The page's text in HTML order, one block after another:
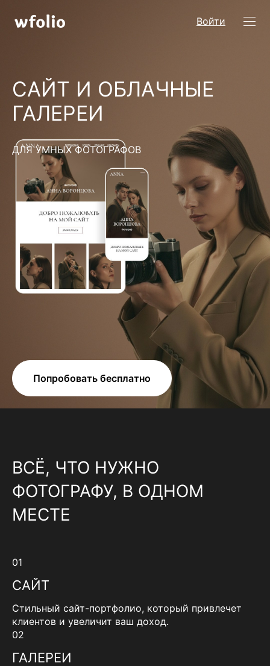
Войти
САЙТ И ОБЛАЧНЫЕ
ГАЛЕРЕИ
ДЛЯ УМНЫХ ФОТОГРАФОВ
Попробовать бесплатно
ВСЁ, ЧТО НУЖНО
ФОТОГРАФУ, В ОДНОМ
МЕСТЕ
01
САЙТ
Стильный сайт-портфолио, который привлечет
клиентов и увеличит ваш доход.
02
ГАЛЕРЕИ